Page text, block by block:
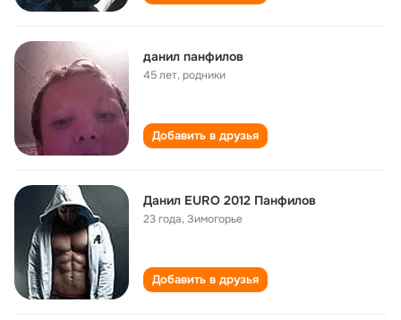
данил панфилов
45 лет,родники
Добавить в друзья
Данил EURO 2012 Панфилов
23 года,Зимогорье
Добавить в друзья